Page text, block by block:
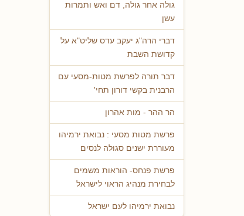
גולה אחר גולה, דם ואש ותמרות
עשן
דברי הרה"ג יעקב עדס שליט"א על
קדושת השבת
דבר תורה לפרשת מטות-מסעי עם
הרבנית בקשי דורון תחי'
הר ההר - מות אהרון
פרשת מטות מסעי : נבואת ירמיהו
מעוררת ישנים סגולה לנסים
פרשת פנחס- הוראות משמים
לבחירת מנהיג הראוי לישראל
נבואת ירמיהו לעם ישראל